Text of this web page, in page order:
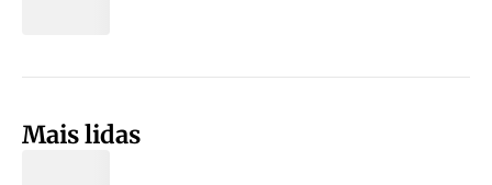
Mais lidas